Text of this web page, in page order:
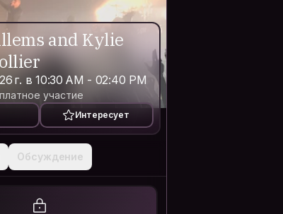
and Kylie
г. в 10:30 AM - 02:40 PM
участие
Интересует
Обсуждение